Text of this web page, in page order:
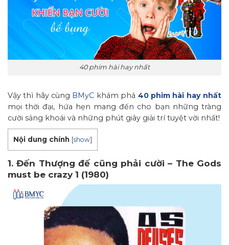
40 phim hài hay nhất
Vậy thì hãy cùng BMyC khám phá 40 phim hài hay nhất
mọi thời đại, hứa hẹn mang đến cho bạn những tràng
cười sảng khoái và những phút giây giải trí tuyệt vời nhất!
Nội dung chính [show]
1. Đến Thượng đế cũng phải cười – The Gods
must be crazy 1 (1980)